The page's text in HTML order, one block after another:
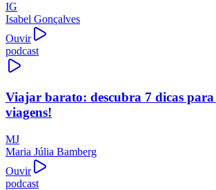
IG
Isabel Gonçalves
Ouvir
podcast
Viajar barato: descubra 7 dicas para
viagens!
MJ
Maria Júlia Bamberg
Ouvir
podcast